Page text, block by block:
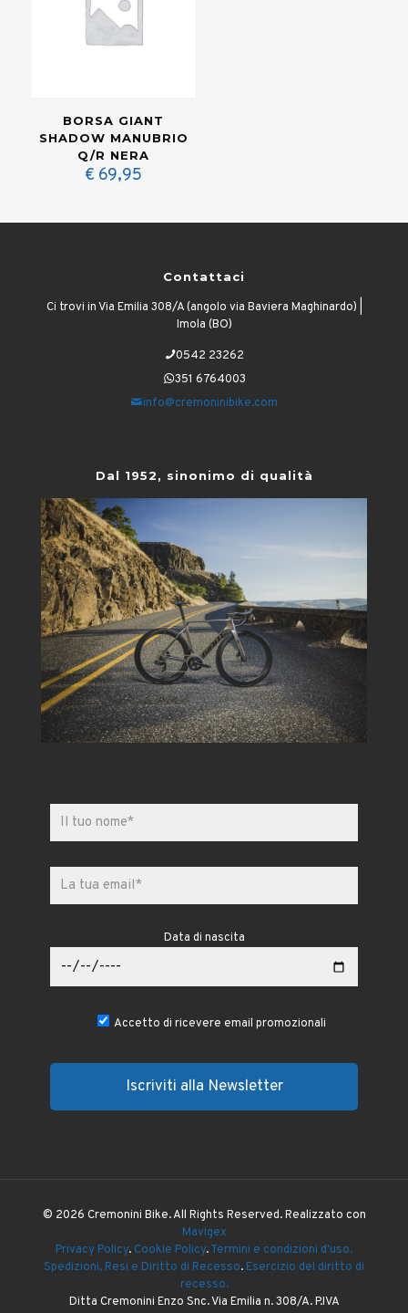
BORSA GIANT
SHADOW MANUBRIO
Q/R NERA
€ 69,95
Contattaci
Ci trovi in Via Emilia 308/A (angolo via Baviera Maghinardo) |
Imola (BO)
0542 23262
351 6764003
info@cremoninibike.com
Dal 1952, sinonimo di qualità
Data di nascita
Accetto di ricevere email promozionali
© 2026 Cremonini Bike. All Rights Reserved. Realizzato con
Mavigex
Privacy Policy. Cookie Policy.Termini e condizioni d'uso.
Spedizioni, Resi e Diritto di Recesso. Esercizio del diritto di
recesso.
Ditta Cremonini Enzo Snc. Via Emilia n. 308/A. P.IVA